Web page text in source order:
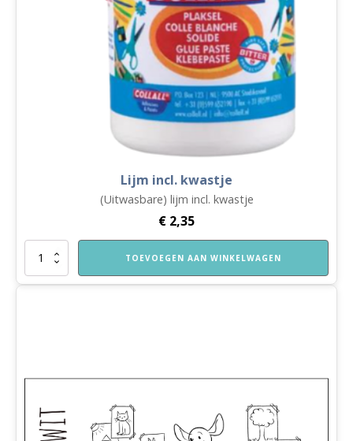
Lijm incl. kwastje
(Uitwasbare) lijm incl. kwastje
€ 2,35
Lijm
kwastje
TOEVOEGEN AAN WINKELWAGEN